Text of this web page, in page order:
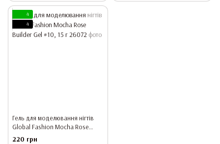
4
4
Гель для моделювання нігтів
Global Fashion Mocha Rose
Builder Gel #10, 15 г
220 грн